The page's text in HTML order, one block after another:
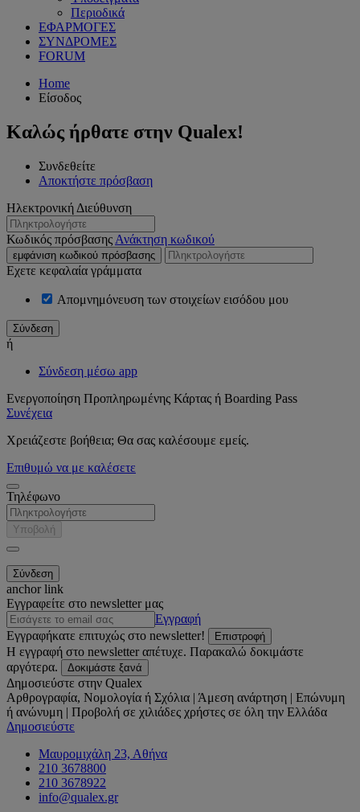
Περιοδικά
ΕΦΑΡΜΟΓΕΣ
ΣΥΝΔΡΟΜΕΣ
FORUM
Home
Είσοδος
Καλώς ήρθατε στην Qualex!
Συνδεθείτε
Αποκτήστε πρόσβαση
Ηλεκτρονική Διεύθυνση
Κωδικός πρόσβασης Ανάκτηση κωδικού
εμφάνιση κωδικού πρόσβασης
Εχετε κεφαλαία γράμματα
Απομνημόνευση των στοιχείων εισόδου μου
ή
Σύνδεση μέσω app
Ενεργοποίηση Προπληρωμένης Κάρτας ή Boarding Pass
Συνέχεια
Χρειάζεστε βοήθεια; Θα σας καλέσουμε εμείς.
Επιθυμώ να με καλέσετε
Τηλέφωνο
Υποβολή
anchor link
Εγγραφείτε στο newsletter μας
Εγγραφή
Εγγραφήκατε επιτυχώς στο newsletter!
Επιστροφή
Η εγγραφή στο newsletter απέτυχε. Παρακαλώ δοκιμάστε
αργότερα.
Δοκιμάστε ξανά
Δημοσιεύστε στην Qualex
Αρθρογραφία, Νομολογία ή Σχόλια | Άμεση ανάρτηση | Επώνυμη
ή ανώνυμη | Προβολή σε χιλιάδες χρήστες σε όλη την Ελλάδα
Δημοσιεύστε
Μαυρομιχάλη 23, Αθήνα
210 3678800
210 3678922
info@qualex.gr